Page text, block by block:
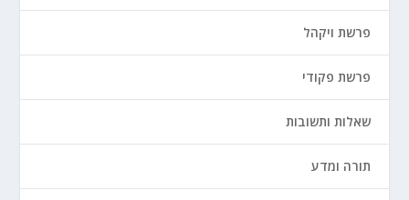
פרשת ויקהל
פרשת פקודי
שאלות ותשובות
תורה ומדע